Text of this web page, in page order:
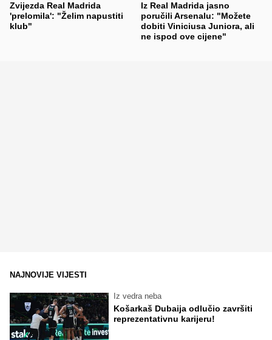
Zvijezda Real Madrida
'prelomila': "Želim napustiti
klub"
Iz Real Madrida jasno
poručili Arsenalu: "Možete
dobiti Viniciusa Juniora, ali
ne ispod ove cijene"
NAJNOVIJE VIJESTI
Iz vedra neba
Košarkaš Dubaija odlučio završiti
reprezentativnu karijeru!